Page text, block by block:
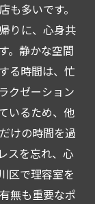
も多いです。
りに、心身共
。静かな空間
る時間は、忙
クゼーション
いるため、他
けの時間を過
スを忘れ、心
区で理容室を
無も重要なポ